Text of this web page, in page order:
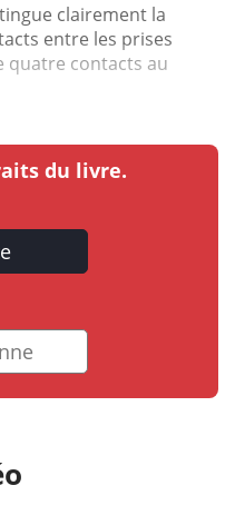
clairement la
entre les prises
quatre contacts au
du livre.